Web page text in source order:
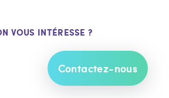
VOUS INTÉRESSE ?
Contactez-nous